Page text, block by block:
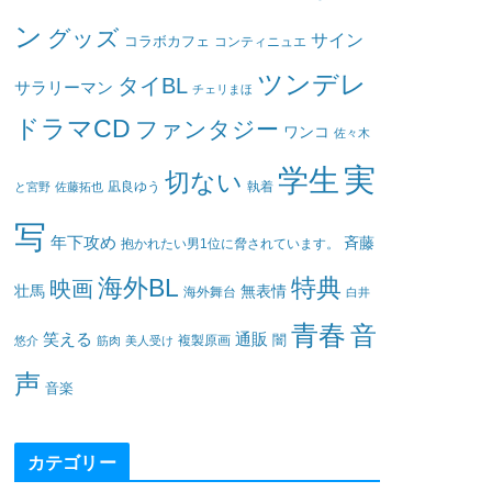
ン グッズ コラボカフェ コンティニュエ サイン
サラリーマン タイBL チェリまほ ツンデレ
ドラマCD ファンタジー ワンコ 佐々木
と宮野 佐藤拓也 凪良ゆう 切ない 執着 学生 実
写 年下攻め 抱かれたい男1位に脅されています。 斉藤
壮馬 映画海外BL 海外舞台 無表情 特典 白井
悠介 笑える 筋肉 美人受け 複製原画 通販 闇 青春音
声 音楽
カテゴリー